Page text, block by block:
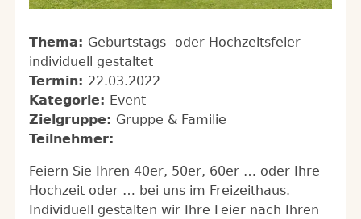
Thema: Geburtstags- oder Hochzeitsfeier
individuell gestaltet
Termin: 22.03.2022
Kategorie: Event
Zielgruppe: Gruppe & Familie
Teilnehmer:
Feiern Sie Ihren 40er, 50er, 60er … oder Ihre
Hochzeit oder … bei uns im Freizeithaus.
Individuell gestalten wir Ihre Feier nach Ihren